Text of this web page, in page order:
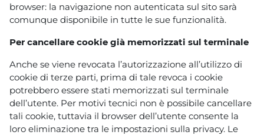
browser: la navigazione non autenticata sul sito sarà
comunque disponibile in tutte le sue funzionalità.
Per cancellare cookie già memorizzati sul terminale
Anche se viene revocata l’autorizzazione all’utilizzo di
cookie di terze parti, prima di tale revoca i cookie
potrebbero essere stati memorizzati sul terminale
dell’utente. Per motivi tecnici non è possibile cancellare
tali cookie, tuttavia il browser dell’utente consente la
loro eliminazione tra le impostazioni sulla privacy. Le